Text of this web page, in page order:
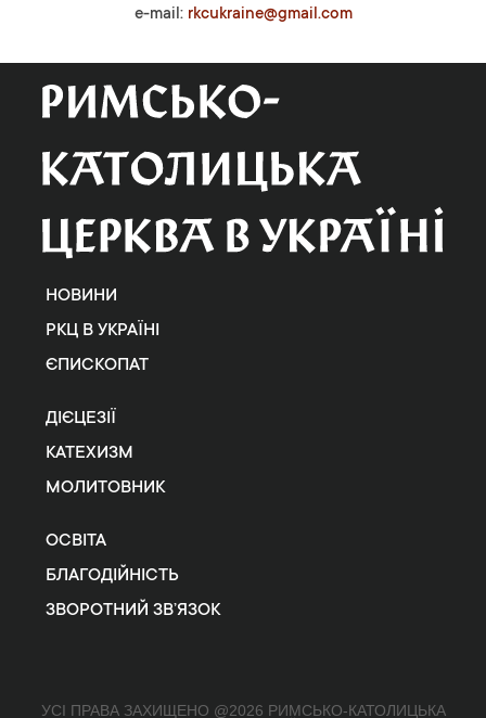
e-mail: rkcukraine@gmail.com
НОВИНИ
РКЦ В УКРАЇНІ
ЄПИСКОПАТ
ДІЄЦЕЗІЇ
КАТЕХИЗМ
МОЛИТОВНИК
ОСВІТА
БЛАГОДІЙНІСТЬ
ЗВОРОТНИЙ ЗВ’ЯЗОК
УСІ ПРАВА ЗАХИЩЕНО @2026 РИМСЬКО-КАТОЛИЦЬКА